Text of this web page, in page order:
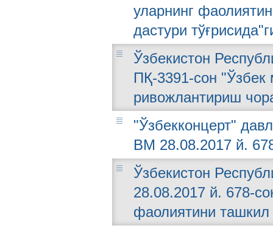
уларнинг
дастури
Ўзбекистон
ПҚ-3391-сон
ривожлантириш
"Ўзбекконцерт"
ВМ 28.08.2017 й.
Ўзбекистон
28.08.2017 й. 678-
фаолиятини ташкил